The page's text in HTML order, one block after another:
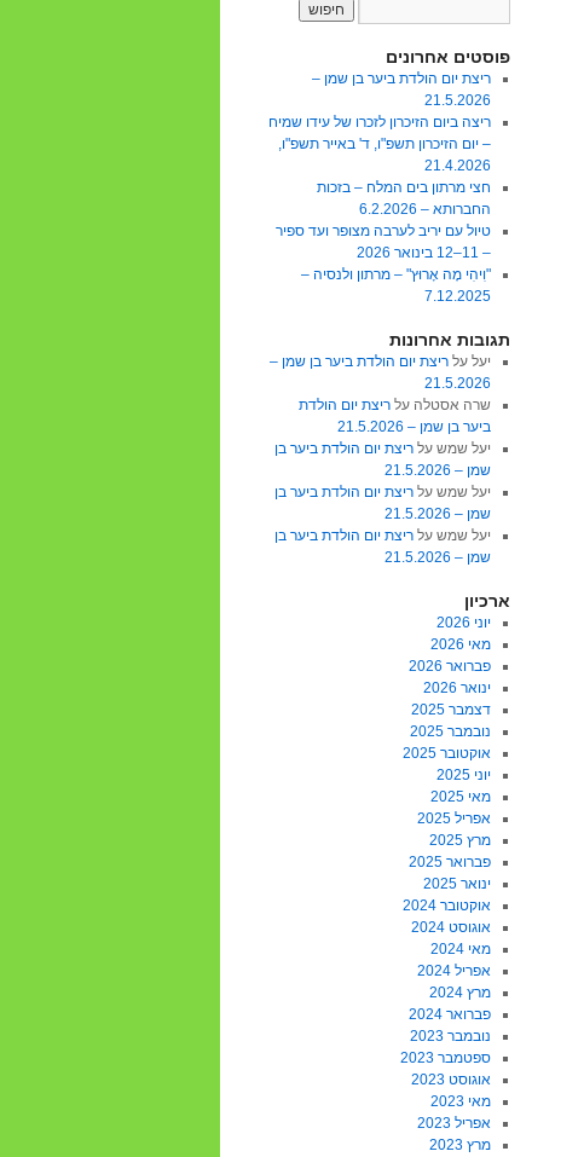
פוסטים אחרונים
ריצת יום הולדת ביער בן שמן –
21.5.2026
ריצה ביום הזיכרון לזכרו של עידו שמיח
– יום הזיכרון תשפ"ו, ד' באייר תשפ"ו,
21.4.2026
חצי מרתון בים המלח – בזכות
החברותא – 6.2.2026
טיול עם יריב לערבה מצופר ועד ספיר
– 11–12 בינואר 2026
"וִיהִי מָה אָרוּץ" – מרתון ולנסיה –
7.12.2025
תגובות אחרונות
יעלעל ריצת יום הולדת ביער בן שמן –
21.5.2026
שרה אסטלה על ריצת יום הולדת
ביער בן שמן – 21.5.2026
יעל שמשעל ריצת יום הולדת ביער בן
שמן – 21.5.2026
יעל שמשעל ריצת יום הולדת ביער בן
שמן – 21.5.2026
יעל שמשעל ריצת יום הולדת ביער בן
שמן – 21.5.2026
ארכיון
יוני 2026
מאי 2026
פברואר 2026
ינואר 2026
דצמבר 2025
נובמבר 2025
אוקטובר 2025
יוני 2025
מאי 2025
אפריל 2025
מרץ 2025
פברואר 2025
ינואר 2025
אוקטובר 2024
אוגוסט 2024
מאי 2024
אפריל 2024
מרץ 2024
פברואר 2024
נובמבר 2023
ספטמבר 2023
אוגוסט 2023
מאי 2023
אפריל 2023
מרץ 2023